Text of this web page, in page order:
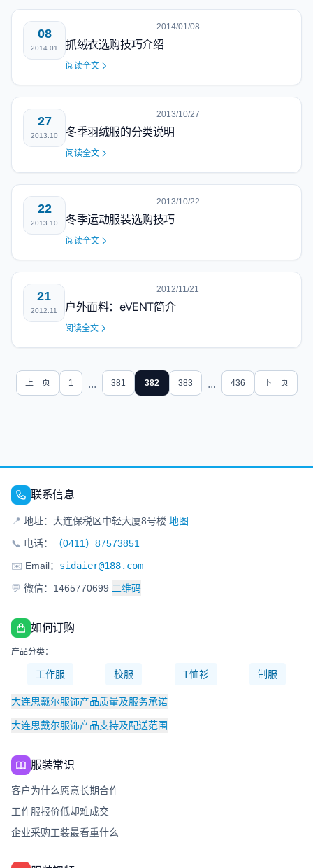
08
2014.01
2014/01/08
抓绒衣选购技巧介绍
阅读全文
27
2013.10
2013/10/27
冬季羽绒服的分类说明
阅读全文
22
2013.10
2013/10/22
冬季运动服装选购技巧
阅读全文
21
2012.11
2012/11/21
户外面料：eVENT简介
阅读全文
上一页 1 ... 381 382 383 ... 436 下一页
联系信息
📍 地址：大连保税区中轻大厦8号楼 地图
📞 电话：
（0411）87573851
✉️ Email： sidaier@188.com
💬 微信：1465770699 二维码
如何订购
产品分类：
工作服 校服 T恤衫 制服
大连思戴尔服饰产品质量及服务承诺
大连思戴尔服饰产品支持及配送范围
服装常识
客户为什么愿意长期合作
工作服报价低却难成交
企业采购工装最看重什么